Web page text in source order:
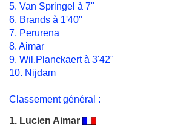
5. Van Springel à 7"
6. Brands à 1'40"
7. Perurena
8. Aimar
9. Wil.Planckaert à 3'42"
10. Nijdam
Classement général :
1. Lucien Aimar